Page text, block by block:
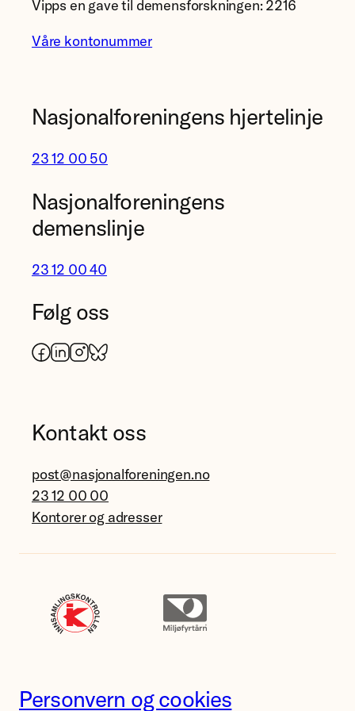
Vipps en gave til demensforskningen: 2216
Våre kontonummer
Nasjonalforeningens hjertelinje
23 12 00 50
Nasjonalforeningens
demenslinje
23 12 00 40
Følg oss
Facebook
LinkedIn
Instagram
Bluesky
Kontakt oss
post@nasjonalforeningen.no
23 12 00 00
Kontorer og adresser
Personvern og cookies